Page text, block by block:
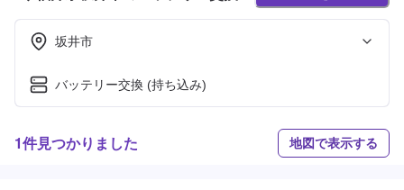
応店舗紹介 (1ページ目)
坂井市
バッテリー交換 (持ち込み)
1件見つかりました 地図で表示する